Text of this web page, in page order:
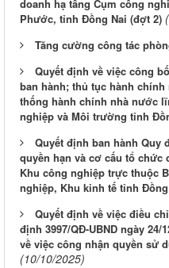
doanh hạ tầng Cụm công
Phước, tỉnh Đồng Nai (đợt 2)
Tăng cường công tác
Quyết định về việc công
ban hành; thủ tục hành
thống hành chính nhà nước
nghiệp và Môi trường tỉnh
Quyết định ban hành Quy
quyền hạn và cơ cấu tổ chức
Khu công nghiệp trực thuộc
nghiệp, Khu kinh tế tỉnh
Quyết định về việc điều
định 3997/QĐ-UBND ngày 24/
về việc công nhận quyền sử
(10/10/2025)